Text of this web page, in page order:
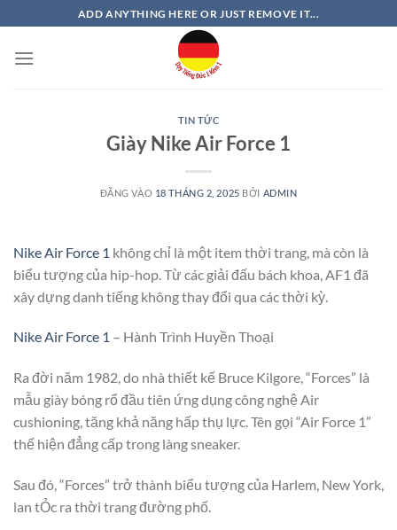
qua
nội
ADD ANYTHING HERE OR JUST REMOVE IT...
TIN TỨC
Giày Nike Air Force 1
ĐĂNG VÀO 18 THÁNG 2, 2025 BỞI ADMIN
Nike Air Force 1 không chỉ là một item thời trang, mà còn là
biểu tượng của hip-hop. Từ các giải đấu bách khoa, AF1 đã
xây dựng danh tiếng không thay đổi qua các thời kỳ.
Nike Air Force 1 – Hành Trình Huyền Thoại
Ra đời năm 1982, do nhà thiết kế Bruce Kilgore, “Forces” là
mẫu giày bóng rổ đầu tiên ứng dụng công nghệ Air
cushioning, tăng khả năng hấp thụ lực. Tên gọi “Air Force 1”
thể hiện đẳng cấp trong làng sneaker.
Sau đó, “Forces” trở thành biểu tượng của Harlem, New York,
lan tỎc ra thời trang đường phố.